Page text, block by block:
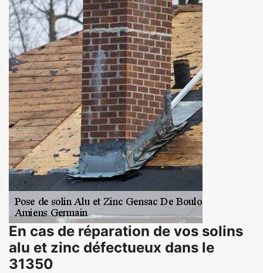
En cas de réparation de vos solins
alu et zinc défectueux dans le
31350